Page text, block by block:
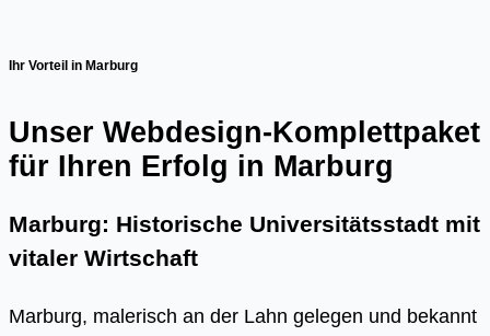
Ihr Vorteil in Marburg
Unser Webdesign-Komplettpaket
für Ihren Erfolg in Marburg
Marburg: Historische Universitätsstadt mit
vitaler Wirtschaft
Mar­burg, male­risch an der Lahn gele­gen und bekannt